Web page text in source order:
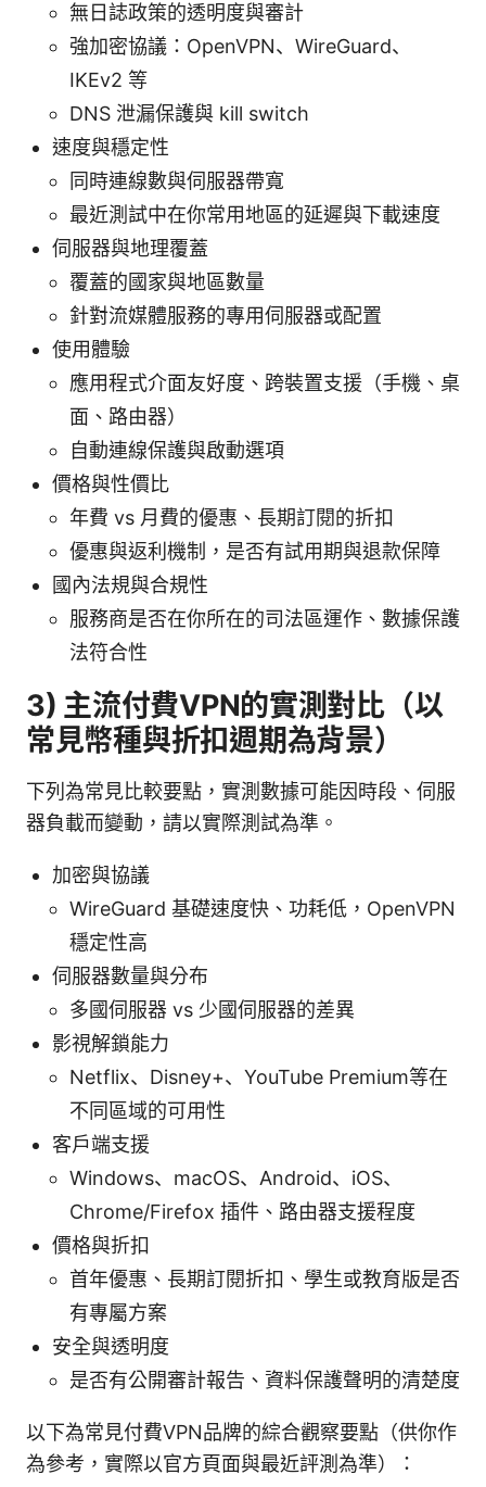
無日誌政策的透明度與審計
強加密協議：OpenVPN、WireGuard、
IKEv2 等
DNS 泄漏保護與 kill switch
速度與穩定性
同時連線數與伺服器帶寬
最近測試中在你常用地區的延遲與下載速度
伺服器與地理覆蓋
覆蓋的國家與地區數量
針對流媒體服務的專用伺服器或配置
使用體驗
應用程式介面友好度、跨裝置支援（手機、桌
面、路由器）
自動連線保護與啟動選項
價格與性價比
年費 vs 月費的優惠、長期訂閱的折扣
優惠與返利機制，是否有試用期與退款保障
國內法規與合規性
服務商是否在你所在的司法區運作、數據保護
法符合性
3) 主流付費VPN的實測對比（以
常見幣種與折扣週期為背景）
下列為常見比較要點，實測數據可能因時段、伺服
器負載而變動，請以實際測試為準。
加密與協議
WireGuard 基礎速度快、功耗低，OpenVPN
穩定性高
伺服器數量與分布
多國伺服器 vs 少國伺服器的差異
影視解鎖能力
Netflix、Disney+、YouTube Premium等在
不同區域的可用性
客戶端支援
Windows、macOS、Android、iOS、
Chrome/Firefox 插件、路由器支援程度
價格與折扣
首年優惠、長期訂閱折扣、學生或教育版是否
有專屬方案
安全與透明度
是否有公開審計報告、資料保護聲明的清楚度
以下為常見付費VPN品牌的綜合觀察要點（供你作
為參考，實際以官方頁面與最近評測為準）：